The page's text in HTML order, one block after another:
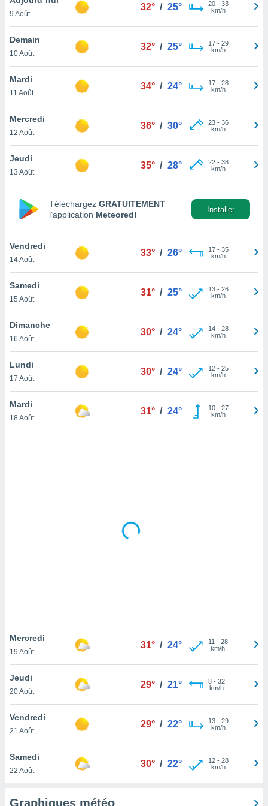
et
»,
au
vous
qu'ils
ou
le
ainsi
un
la
du
votre
à
en
le
notre
que
et que
9 Août
32° / 25° 20- 33
km/h
Demain
10 Août
32° / 25° 17- 29
km/h
Mardi
11 Août
34° / 24° 17- 28
km/h
Mercredi
12 Août
36° / 30° 23- 36
km/h
Jeudi
13 Août
35° / 28° 22- 38
km/h
Téléchargez GRATUITEMENT
l’application Meteored!
Installer
Vendredi
14 Août
33° / 26° 17- 35
km/h
Samedi
15 Août
31° / 25° 13- 26
km/h
Dimanche
16 Août
30° / 24° 14- 28
km/h
Lundi
17 Août
30° / 24° 12- 25
km/h
Mardi
18 Août
31° / 24° 10- 27
km/h
Mercredi
19 Août
31° / 24° 11 - 28
km/h
Jeudi
20 Août
29° / 21° 8- 32
km/h
Vendredi
21 Août
29° / 22° 13- 29
km/h
Samedi
22 Août
30° / 22° 12- 28
km/h
Graphiques météo